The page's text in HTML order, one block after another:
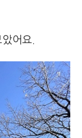
어요.